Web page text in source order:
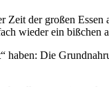
Zeit der großen Essen
wieder ein bißchen
haben: Die